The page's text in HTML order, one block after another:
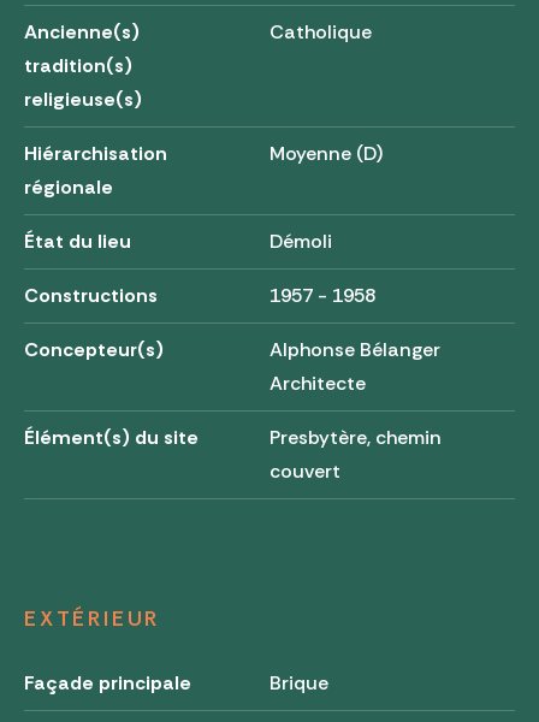
Ancienne(s)
tradition(s)
religieuse(s)
Catholique
Hiérarchisation
régionale
Moyenne (D)
État du lieu Démoli
Constructions 1957 - 1958
Concepteur(s)
Alphonse Bélanger
Architecte
Élément(s) du site
Presbytère, chemin
couvert
EXTÉRIEUR
Façade principale Brique